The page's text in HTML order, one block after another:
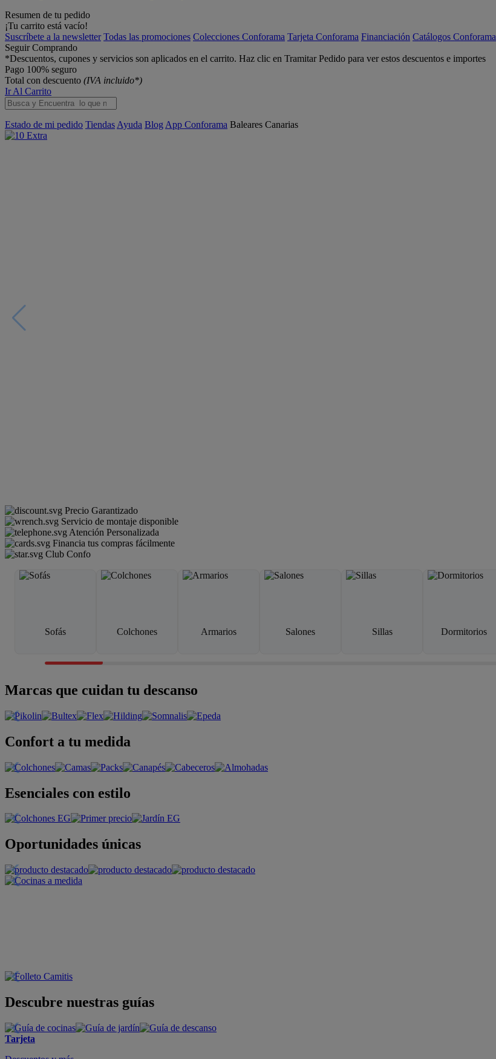
Resumen de tu pedido
¡Tu carrito está vacío!
Suscríbete a la newsletter Todas las promociones Colecciones Conforama Tarjeta Conforama Financiación Catálogos Conforama
Seguir Comprando
*Descuentos, cupones y servicios son aplicados en el carrito. Haz clic en Tramitar Pedido para ver estos descuentos e importes
Pago 100% seguro
Total con descuento (IVA incluido*)
Ir Al Carrito
Estado de mi pedido Tiendas Ayuda Blog App Conforama Baleares Canarias
Precio Garantizado
Servicio de montaje disponible
Atención Personalizada
Financia tus compras fácilmente
Club Confo
Sofás Colchones Armarios Salones Sillas Dormitorios
Marcas que cuidan tu descanso
Confort a tu medida
Esenciales con estilo
Oportunidades únicas
Descubre nuestras guías
Tarjeta